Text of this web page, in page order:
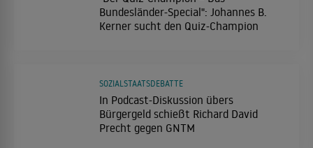
Bundesländer-Special": Johannes B.
Kerner sucht den Quiz-Champion
In Podcast-Diskussion übers
Bürgergeld schießt Richard David
Precht gegen GNTM
SOZIALSTAATSDEBATTE